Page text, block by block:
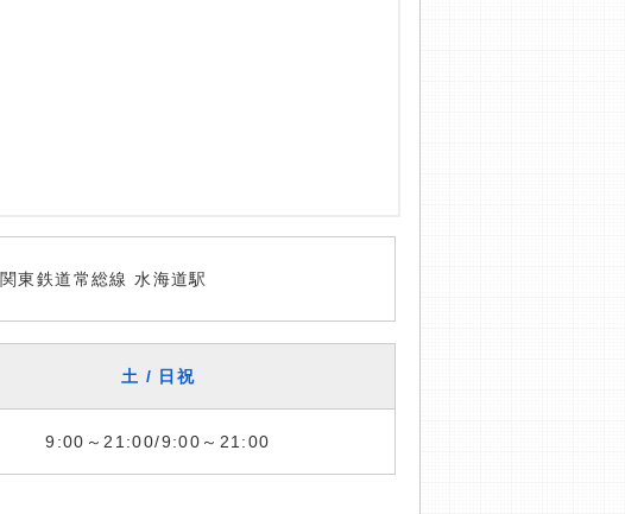
関東鉄道常総線 水海道駅
土 / 日祝
9:00～21:00/9:00～21:00